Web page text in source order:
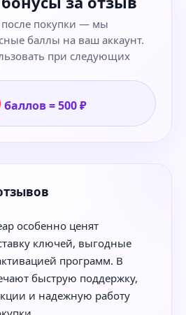
после покупки — мы
баллы на ваш аккаунт.
при следующих
баллов = 500 ₽
особенно ценят
ключей, выгодные
программ. В
быструю поддержку,
и надежную работу